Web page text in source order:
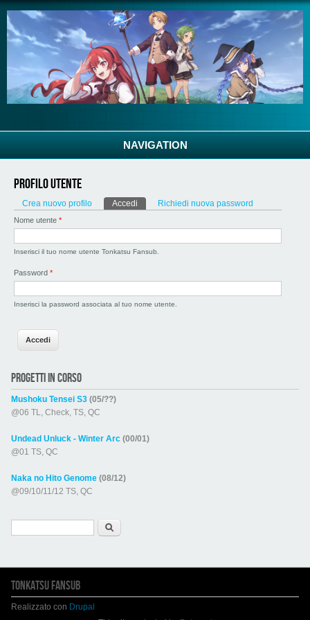
NAVIGATION
Profilo utente
Schede primarie
Crea nuovo profilo Accedi (scheda attiva)
Richiedi nuova password
Nome utente *
Inserisci il tuo nome utente Tonkatsu Fansub.
Password *
Inserisci la password associata al tuo nome utente.
PROGETTI IN CORSO
Mushoku Tensei S3(05/??)
@06 TL, Check, TS, QC
Undead Unluck - Winter Arc (00/01)
@01 TS, QC
Naka no Hito Genome (08/12)
@09/10/11/12 TS, QC
Form di ricerca
TONKATSU FANSUB
Realizzato con Drupal